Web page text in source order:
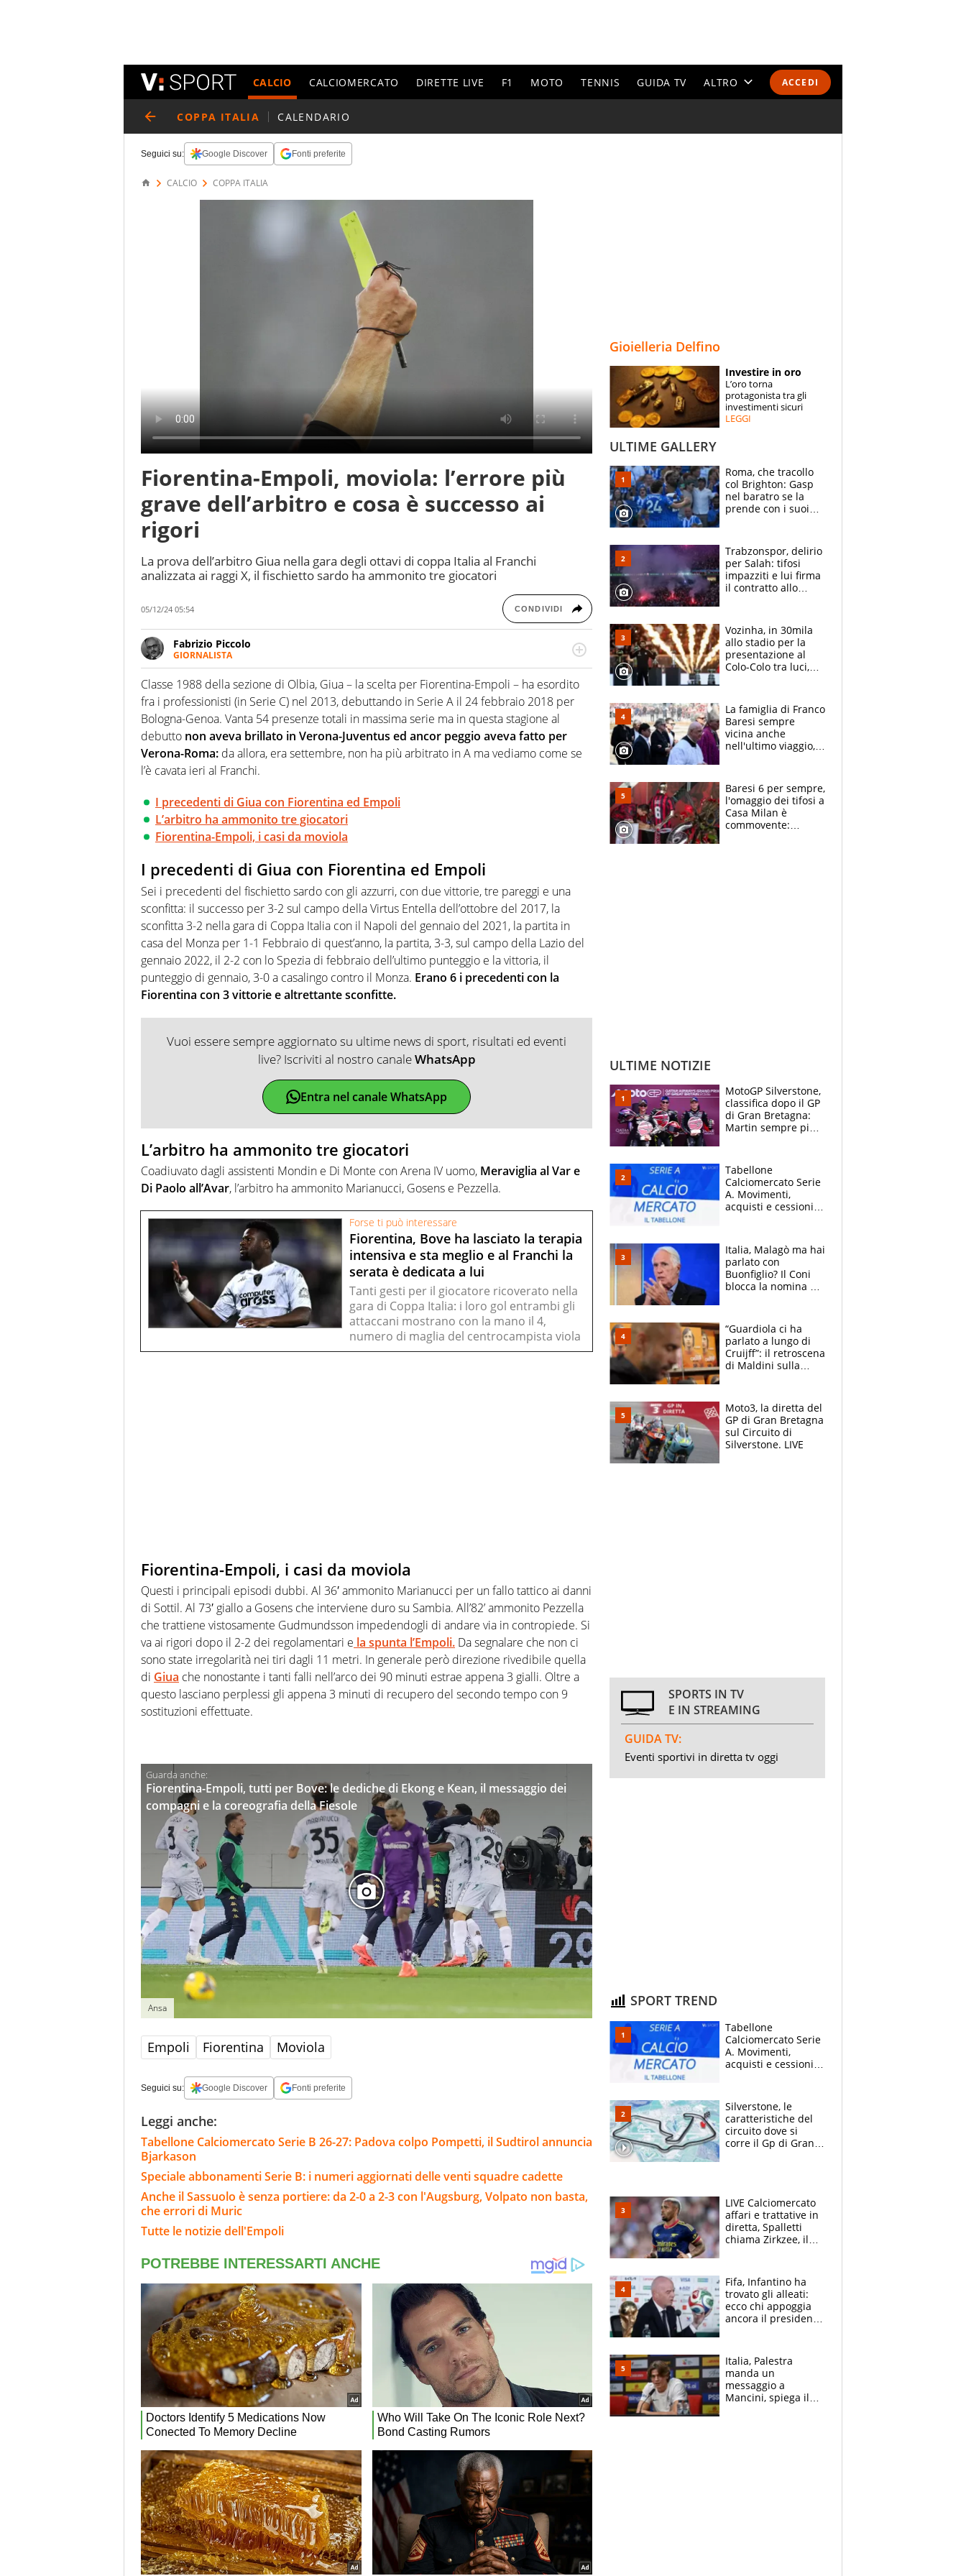
ACCEDI
CALCIO CALCIOMERCATO DIRETTE LIVE F1 MOTO TENNIS GUIDA TV ALTRO
ESPERTI
CONTATTI
COPPA ITALIA CALENDARIO
Seguici su: Google Discover Fonti preferite
CALCIO COPPA ITALIA
Fiorentina-Empoli, moviola: l’errore più
grave dell’arbitro e cosa è successo ai
rigori
La prova dell’arbitro Giua nella gara degli ottavi di coppa Italia al Franchi
analizzata ai raggi X, il fischietto sardo ha ammonito tre giocatori
05/12/24 05:54 CONDIVIDI
Fabrizio Piccolo
GIORNALISTA
Nella sua carriera ha seguito numerose manifestazioni sportive e collaborato con
agenzie e testate. Esperienza, competenza, conoscenza e memoria storica. Si occupa
prevalentemente di calcio
Classe 1988 della sezione di Olbia, Giua – la scelta per Fiorentina-Empoli – ha esordito
fra i professionisti (in Serie C) nel 2013, debuttando in Serie A il 24 febbraio 2018 per
Bologna-Genoa. Vanta 54 presenze totali in massima serie ma in questa stagione al
debutto non aveva brillato in Verona-Juventus ed ancor peggio aveva fatto per
Verona-Roma: da allora, era settembre, non ha più arbitrato in A ma vediamo come se
l’è cavata ieri al Franchi.
I precedenti di Giua con Fiorentina ed Empoli
L’arbitro ha ammonito tre giocatori
Fiorentina-Empoli, i casi da moviola
I precedenti di Giua con Fiorentina ed Empoli
Sei i precedenti del fischietto sardo con gli azzurri, con due vittorie, tre pareggi e una
sconfitta: il successo per 3-2 sul campo della Virtus Entella dell’ottobre del 2017, la
sconfitta 3-2 nella gara di Coppa Italia con il Napoli del gennaio del 2021, la partita in
casa del Monza per 1-1 Febbraio di quest’anno, la partita, 3-3, sul campo della Lazio del
gennaio 2022, il 2-2 con lo Spezia di febbraio dell’ultimo punteggio e la vittoria, il
punteggio di gennaio, 3-0 a casalingo contro il Monza. Erano 6 i precedenti con la
Fiorentina con 3 vittorie e altrettante sconfitte.
Vuoi essere sempre aggiornato su ultime news di sport, risultati ed eventi
live? Iscriviti al nostro canaleWhatsApp
Entra nel canale WhatsApp
L’arbitro ha ammonito tre giocatori
Coadiuvato dagli assistenti Mondin e Di Monte con Arena IV uomo, Meraviglia al Var e
Di Paolo all’Avar, l’arbitro ha ammonito Marianucci, Gosens e Pezzella.
Forse ti può interessare
Fiorentina, Bove ha lasciato la terapia
intensiva e sta meglio e al Franchi la
serata è dedicata a lui
Tanti gesti per il giocatore ricoverato nella
gara di Coppa Italia: i loro gol entrambi gli
attaccani mostrano con la mano il 4,
numero di maglia del centrocampista viola
Fiorentina-Empoli, i casi da moviola
Questi i principali episodi dubbi. Al 36′ ammonito Marianucci per un fallo tattico ai danni
di Sottil. Al 73′ giallo a Gosens che interviene duro su Sambia. All’82’ ammonito Pezzella
che trattiene vistosamente Gudmundsson impedendogli di andare via in contropiede. Si
va ai rigori dopo il 2-2 dei regolamentari e la spunta l’Empoli. Da segnalare che non ci
sono state irregolarità nei tiri dagli 11 metri. In generale però direzione rivedibile quella
di Giua che nonostante i tanti falli nell’arco dei 90 minuti estrae appena 3 gialli. Oltre a
questo lasciano perplessi gli appena 3 minuti di recupero del secondo tempo con 9
sostituzioni effettuate.
Fiorentina-Empoli, tutti per Bove: le dediche di Ekong e Kean, il messaggio dei
compagni e la coreografia della Fiesole
Ansa
Empoli Fiorentina Moviola
Seguici su: Google Discover Fonti preferite
Leggi anche:
Tabellone Calciomercato Serie B 26-27: Padova colpo Pompetti, il Sudtirol annuncia
Bjarkason
Speciale abbonamenti Serie B: i numeri aggiornati delle venti squadre cadette
Anche il Sassuolo è senza portiere: da 2-0 a 2-3 con l'Augsburg, Volpato non basta,
che errori di Muric
Tutte le notizie dell'Empoli
Gioielleria Delfino
Investire in oro
L’oro torna
protagonista tra gli
investimenti sicuri
LEGGI
ULTIME GALLERY
Roma, che tracollo
col Brighton: Gasp
nel baratro se la
prende con i suoi
Trabzonspor, delirio
per Salah: tifosi
impazziti e lui firma
il contratto allo
Vozinha, in 30mila
allo stadio per la
presentazione al
Colo-Colo tra luci,
La famiglia di Franco
Baresi sempre
vicina anche
nell'ultimo viaggio,
circondati
dall'affetto dei tifosi
Baresi 6 per sempre,
l'omaggio dei tifosi a
Casa Milan è
commovente:
ULTIME NOTIZIE
MotoGP Silverstone,
classifica dopo il GP
di Gran Bretagna:
Martin sempre più
Tabellone
Calciomercato Serie
A. Movimenti,
acquisti e cessioni:
Italia, Malagò ma hai
parlato con
Buonfiglio? Il Coni
blocca la nomina di
“Guardiola ci ha
parlato a lungo di
Cruijff”: il retroscena
di Maldini sulla
Moto3, la diretta del
GP di Gran Bretagna
sul Circuito di
Silverstone. LIVE
SPORTS IN TV
E IN STREAMING
GUIDA TV:
Eventi sportivi in diretta tv oggi
SPORT TREND
Tabellone
Calciomercato Serie
A. Movimenti,
acquisti e cessioni:
Silverstone, le
caratteristiche del
circuito dove si
corre il Gp di Gran
LIVE Calciomercato
affari e trattative in
diretta, Spalletti
chiama Zirkzee, il
Diaz
Fifa, Infantino ha
trovato gli alleati:
ecco chi appoggia
ancora il presidente
Italia, Palestra
manda un
messaggio a
Mancini, spiega il